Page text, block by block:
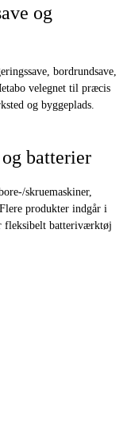
og
bordrundsave,
velegnet til præcis
og byggeplads.
batterier
skruemaskiner,
produkter indgår i
fleksibelt batteriværktøj